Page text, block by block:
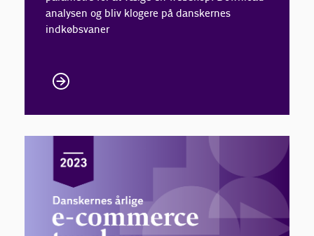
analysen og bliv klogere på danskernes
indkøbsvaner